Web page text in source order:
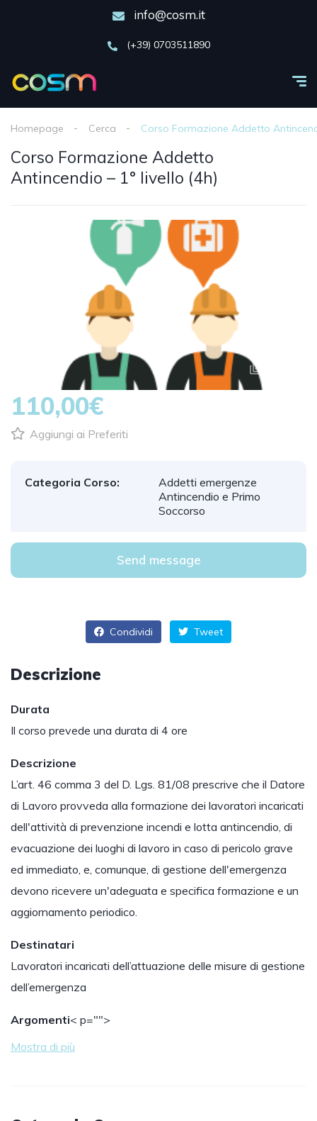
info@cosm.it
(+39) 0703511890
Homepage Cerca Corso Formazione Addetto
Corso Formazione Addetto
Antincendio – 1° livello (4h)
110,00€
Aggiungi ai Preferiti
Categoria Corso:
Addetti emergenze
Antincendio e Primo
Soccorso
Send message
Condividi Tweet
Descrizione
Durata
Il corso prevede una durata di 4 ore
Descrizione
L’art. 46 comma 3 del D. Lgs. 81/08 prescrive che il Datore
di Lavoro provveda alla formazione dei lavoratori incaricati
dell'attività di prevenzione incendi e lotta antincendio, di
evacuazione dei luoghi di lavoro in caso di pericolo grave
ed immediato, e, comunque, di gestione dell'emergenza
devono ricevere un'adeguata e specifica formazione e un
aggiornamento periodico.
Destinatari
Lavoratori incaricati dell’attuazione delle misure di gestione
dell’emergenza
Argomenti< p="">
Mostra di più